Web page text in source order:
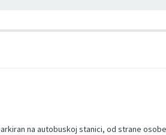
na autobuskoj stanici, od strane